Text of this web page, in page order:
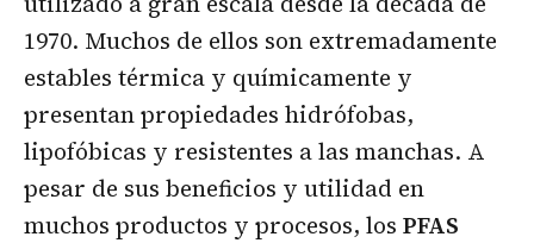
1970. Muchos de ellos son extremadamente
estables térmica y químicamente y
presentan propiedades hidrófobas,
lipofóbicas y resistentes a las manchas. A
pesar de sus beneficios y utilidad en
muchos productos y procesos, los PFAS